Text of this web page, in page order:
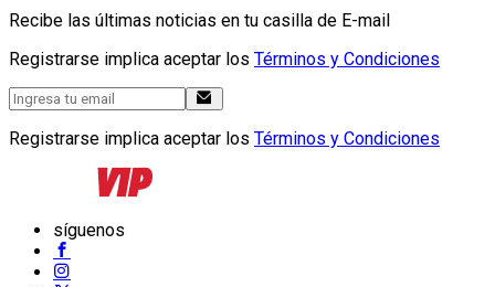
Recibe las últimas noticias en tu casilla de E-mail
Registrarse implica aceptar los Términos y Condiciones
Registrarse implica aceptar los Términos y Condiciones
síguenos